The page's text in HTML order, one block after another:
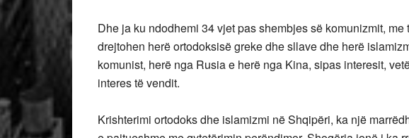
Dhe ja ku ndodhemi 34 vjet pas shembjes së komunizmit,
drejtohen herë ortodoksisë greke dhe sllave dhe herë
komunist, herë nga Rusia e herë nga Kina, sipas interesit,
interes të vendit.
Krishterimi ortodoks dhe islamizmi në Shqipëri, ka një